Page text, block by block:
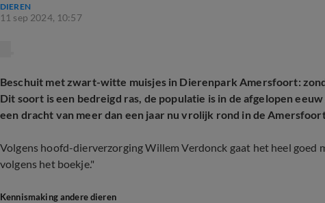
DIEREN
11 sep 2024, 10:57
Beschuit met zwart-witte muisjes in Dierenpark Amersfoort:
Dit soort is een bedreigd ras, de populatie is in de afgelopen
een dracht van meer dan een jaar nu vrolijk rond in de
Volgens hoofd-dierverzorging Willem Verdonck gaat het heel goed
volgens het boekje."
Kennismaking andere dieren